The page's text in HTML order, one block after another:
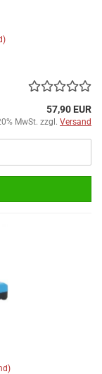
57,90 EUR
MwSt. zzgl. Versand